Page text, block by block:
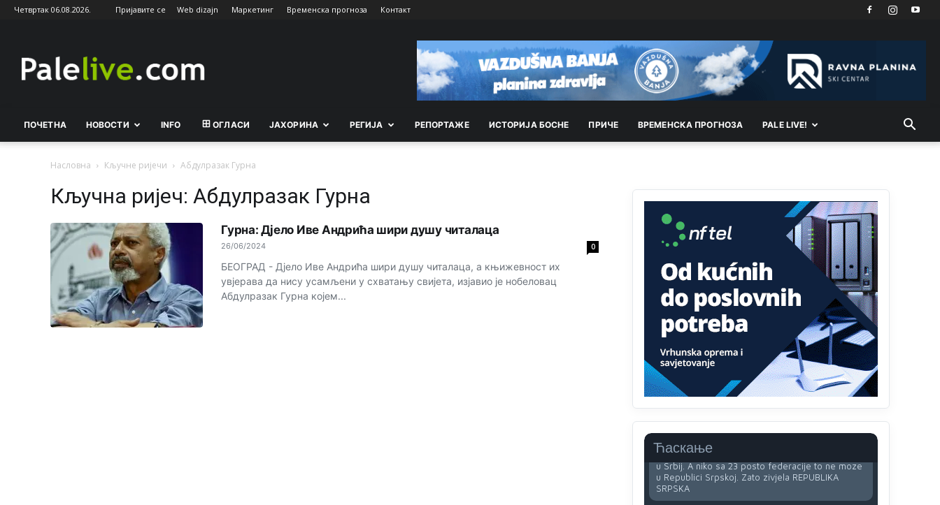
Четвртак 06.08.2026. Пријавите се Web dizajn Маркетинг Временска прогноза Контакт
ПОЧЕТНА НОВОСТИ INFO ОГЛАСИ ЈАХОРИНА РEГИЈА РEПОРТАЖE ИСТОРИЈА БОСНЕ ПРИЧЕ ВРEМEНСКА ПРОГНОЗА PALE LIVE!
Насловна Кључне ријечи Абдулразак Гурна
Кључна ријеч: Абдулразак Гурна
Гурна: Дјело Иве Андрића шири душу читалаца
26/06/2024 0
БЕОГРАД - Д‌јело Иве Андрића шири душу читалаца, а књижевност их
увјерава да нису усамљени у схватању свијета, изјавио је нобеловац
Абдулразак Гурна којем...
Ћаскање
Анонимно2806721 6:37
Možete sebi umisliti da je i Kosovo dio Srbije al
nije...probajte ući bez
pasosa.Takoirs.Umislili
ste da ste nebeski narod
Затвара се и база Бондстил, у којој је лета 1999.
године било чак 7.000 војника.
Анонимно2806773
7:01
Косово више није у моди, Амери се селе у Иран.
Анонимно2806773
Војска Србије се враћа на Косово и Метохију.
Анонимно2806721
Promjeni dilera
Анонимно2807323 31 пре мин.
Vise je Republika SRPSKA drzava nego Kosovo.
Sa Kosova se Srbi mogu i lijecit i skolovat i glasat
u Srbij. A niko sa 23 posto federacije to ne moze
u Republici Srpskoj. Zato zivjela REPUBLIKA
SRPSKA